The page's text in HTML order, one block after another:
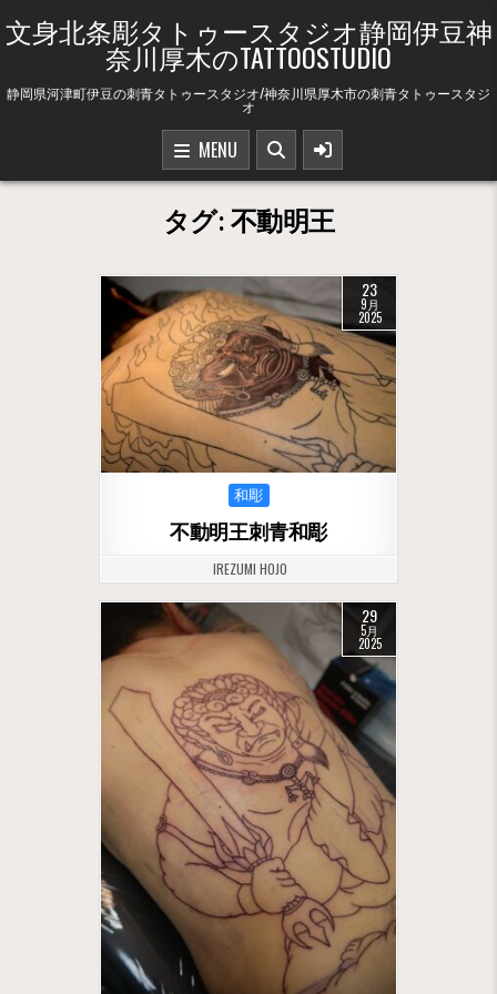
文身北条彫タトゥースタジオ静岡伊豆神
奈川厚木のTATTOOSTUDIO
静岡県河津町伊豆の刺青タトゥースタジオ/神奈川県厚木市の刺青タトゥースタジ
オ
MENU
タグ: 不動明王
23
9月
2025
Posted in
和彫
不動明王刺青和彫
IREZUMI HOJO
29
5月
2025